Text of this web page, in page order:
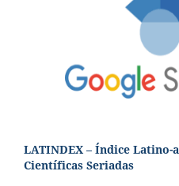
LATINDEX – Índice Latino-
Científicas Seriadas